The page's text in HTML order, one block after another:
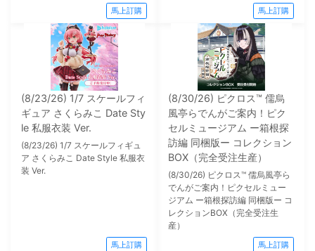
馬上訂購 馬上訂購
(8/23/26) 1/7 スケールフィ
ギュア さくらみこ Date Sty
le 私服衣装 Ver.
(8/23/26) 1/7 スケールフィギュ
ア さくらみこ Date Style 私服衣
装 Ver.
馬上訂購
(8/30/26) ピクロス™ 儒烏
風亭らでんがご案内！ピク
セルミュージアム ー箱根探
訪編 同梱版ー コレクション
BOX（完全受注生産）
(8/30/26) ピクロス™ 儒烏風亭ら
でんがご案内！ピクセルミュー
ジアム ー箱根探訪編 同梱版ー コ
レクションBOX（完全受注生
産）
馬上訂購